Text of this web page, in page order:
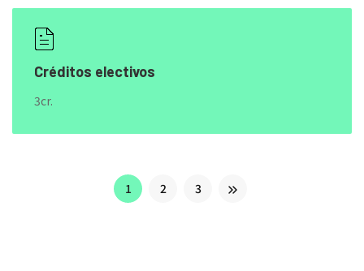
Créditos electivos
3cr.
1 2 3